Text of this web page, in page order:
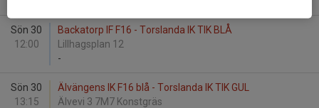
Sön 30
12:00
Backatorp IF F16 - Torslanda IK TIK BLÅ
Lillhagsplan 12
-
Sön 30
13:15
Älvängens IK F16 blå - Torslanda IK TIK GUL
Älvevi 3 7M7 Konstgräs